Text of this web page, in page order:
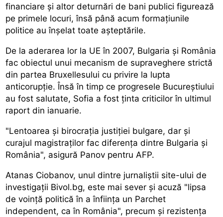
financiare și altor deturnări de bani publici figurează
pe primele locuri, însă până acum formațiunile
politice au înșelat toate așteptările.
De la aderarea lor la UE în 2007, Bulgaria și România
fac obiectul unui mecanism de supraveghere strictă
din partea Bruxellesului cu privire la lupta
anticorupție. Însă în timp ce progresele Bucureștiului
au fost salutate, Sofia a fost ținta criticilor în ultimul
raport din ianuarie.
"Lentoarea și birocrația justiției bulgare, dar și
curajul magistraților fac diferența dintre Bulgaria și
România", asigură Panov pentru AFP.
Atanas Ciobanov, unul dintre jurnaliștii site-ului de
investigații Bivol.bg, este mai sever și acuză "lipsa
de voință politică în a înființa un Parchet
independent, ca în România", precum și rezistența